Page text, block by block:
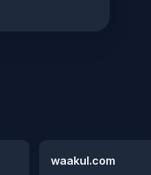
waakul.com